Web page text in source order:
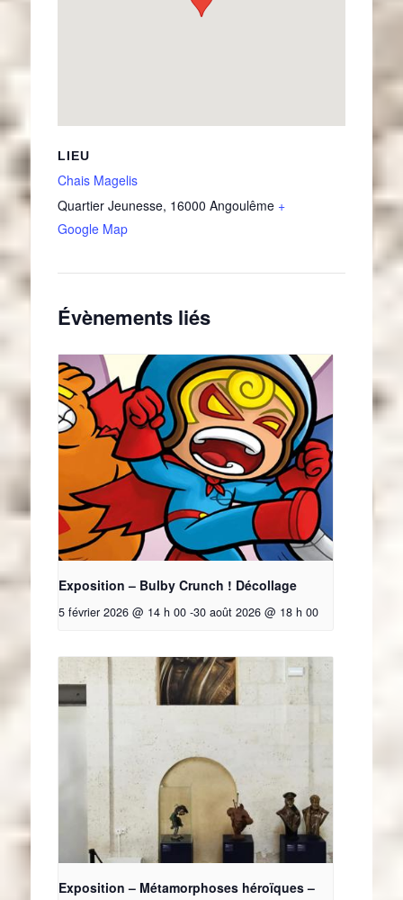
LIEU
Chais Magelis
Quartier Jeunesse, 16000 Angoulême +
Google Map
Évènements liés
Exposition – Bulby Crunch ! Décollage
5 février 2026 @ 14 h 00 -30 août 2026 @ 18 h 00
Exposition – Métamorphoses héroïques –